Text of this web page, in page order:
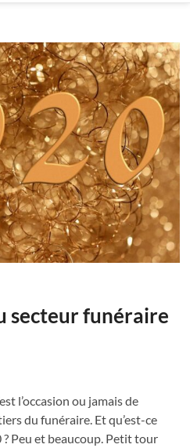
secteur funéraire
l’occasion ou jamais de
du funéraire. Et qu’est-ce
Peu et beaucoup. Petit tour